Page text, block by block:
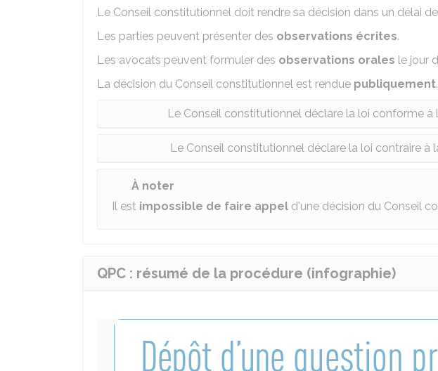
Le Conseil constitutionnel doit rendre sa décision dans un délai de
Les parties peuvent présenter des observations écrites.
Les avocats peuvent formuler des observations orales le jour
La décision du Conseil constitutionnel est rendue publiquement.
Le Conseil constitutionnel déclare la loi conforme à
Le Conseil constitutionnel déclare la loi contraire à
À noter
Il est impossible de faire appel d'une décision du Conseil
QPC : résumé de la procédure (infographie)